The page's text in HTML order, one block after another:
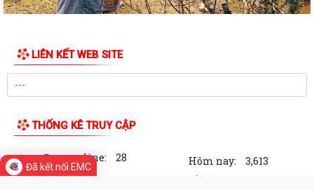
LIÊN KẾT WEB SITE
THỐNG KÊ TRUY CẬP
Đang online: 28 Hôm nay:
3,613
Trong tuần:
Tất cả:
Đã kết nối EMC